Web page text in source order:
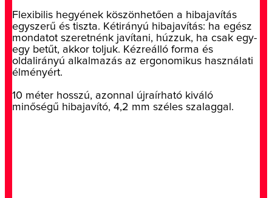
Flexibilis hegyének köszönhetően a hibajavítás
egyszerű és tiszta. Kétirányú hibajavítás: ha egész
mondatot szeretnénk javítani, húzzuk, ha csak egy-
egy betűt, akkor toljuk. Kézreálló forma és
oldalirányú alkalmazás az ergonomikus használati
élményért.
10 méter hosszú, azonnal újraírható kiváló
minőségű hibajavító, 4,2 mm széles szalaggal.